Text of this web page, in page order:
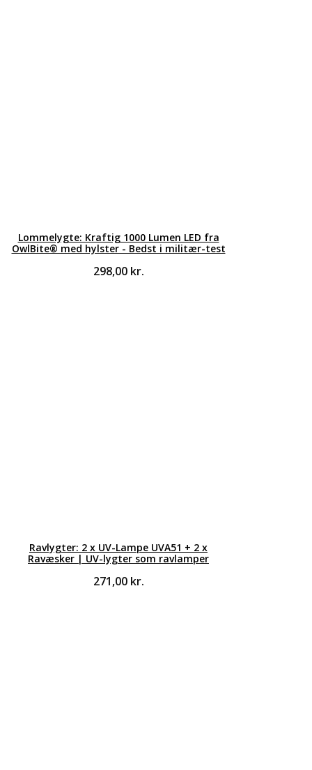
Lommelygte: Kraftig 1000 Lumen LED fra
OwlBite® med hylster - Bedst i militær-test
298,00 kr.
Ravlygter: 2 x UV-Lampe UVA51 + 2 x
Ravæsker | UV-lygter som ravlamper
271,00 kr.